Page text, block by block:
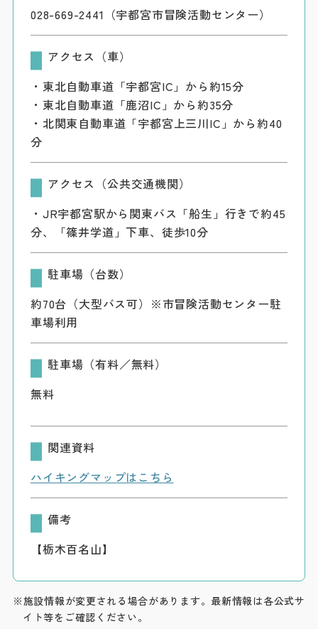
028-669-2441（宇都宮市冒険活動センター）
アクセス（車）
・東北自動車道「宇都宮IC」から約15分
・東北自動車道「鹿沼IC」から約35分
・北関東自動車道「宇都宮上三川IC」から約40
分
アクセス（公共交通機関）
・JR宇都宮駅から関東バス「船生」行きで約45
分、「篠井学道」下車、徒歩10分
駐車場（台数）
約70台（大型バス可）※市冒険活動センター駐
車場利用
駐車場（有料／無料）
無料
関連資料
ハイキングマップはこちら
備考
【栃木百名山】
※施設情報が変更される場合があります。最新情報は各公式サ
イト等をご確認ください。